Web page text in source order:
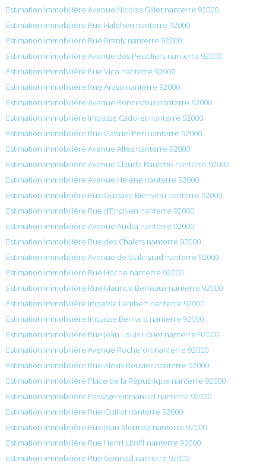
Estimation immobilière Avenue Nicolas Gillet nanterre 92000
Estimation immobilière Rue Halphen nanterre 92000
Estimation immobilière Rue Branly nanterre 92000
Estimation immobilière Avenue des Peupliers nanterre 92000
Estimation immobilière Rue Vico nanterre 92000
Estimation immobilière Rue Arago nanterre 92000
Estimation immobilière Avenue Roncevaux nanterre 92000
Estimation immobilière Impasse Cadoret nanterre 92000
Estimation immobilière Rue Gabriel Peri nanterre 92000
Estimation immobilière Avenue Altes nanterre 92000
Estimation immobilière Avenue Claude Paulette nanterre 92000
Estimation immobilière Avenue Hélène nanterre 92000
Estimation immobilière Rue Gustave Bienvetu nanterre 92000
Estimation immobilière Rue d’Enghien nanterre 92000
Estimation immobilière Avenue Audra nanterre 92000
Estimation immobilière Rue des Chalets nanterre 92000
Estimation immobilière Avenue de Stalingrad nanterre 92000
Estimation immobilière Rue Hoche nanterre 92000
Estimation immobilière Rue Maurice Berteaux nanterre 92000
Estimation immobilière Impasse Lambert nanterre 92000
Estimation immobilière Impasse Bernard nanterre 92000
Estimation immobilière Rue Jean Louis Louet nanterre 92000
Estimation immobilière Avenue Rochefort nanterre 92000
Estimation immobilière Rue Alexis Bouvier nanterre 92000
Estimation immobilière Place de la République nanterre 92000
Estimation immobilière Passage Emmanuel nanterre 92000
Estimation immobilière Rue Guillot nanterre 92000
Estimation immobilière Rue Jean Mermoz nanterre 92000
Estimation immobilière Rue Henri Litolff nanterre 92000
Estimation immobilière Rue Gounod nanterre 92000